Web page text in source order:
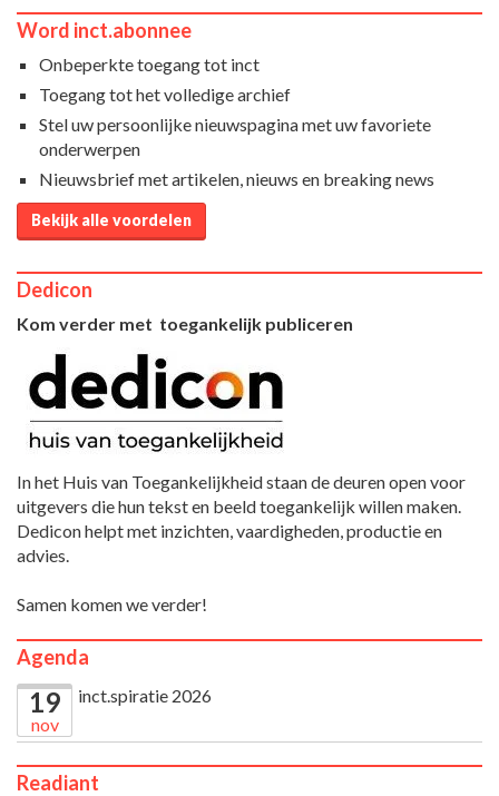
Word inct.abonnee
Onbeperkte toegang tot inct
Toegang tot het volledige archief
Stel uw persoonlijke nieuwspagina met uw favoriete
onderwerpen
Nieuwsbrief met artikelen, nieuws en breaking news
Bekijk alle voordelen
Dedicon
Kom verder met toegankelijk publiceren
In het Huis van Toegankelijkheid staan de deuren open voor
uitgevers die hun tekst en beeld toegankelijk willen maken.
Dedicon helpt met inzichten, vaardigheden, productie en
advies.
Samen komen we verder!
Agenda
19
nov
inct.spiratie 2026
Readiant